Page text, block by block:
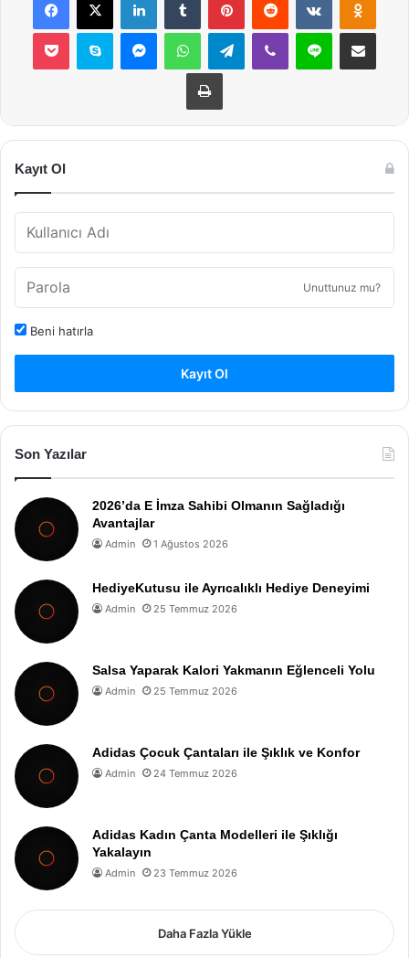
Pocket Skype MessengerWhatsAppTelegramViber Line E-Posta ile
Yazdır
Kayıt Ol
Unuttunuz mu?
Beni hatırla
Kayıt Ol
Son Yazılar
2026’da E İmza Sahibi Olmanın Sağladığı
Avantajlar
Admin 1 Ağustos 2026
HediyeKutusu ile Ayrıcalıklı Hediye Deneyimi
Admin 25 Temmuz 2026
Salsa Yaparak Kalori Yakmanın Eğlenceli Yolu
Admin 25 Temmuz 2026
Adidas Çocuk Çantaları ile Şıklık ve Konfor
Admin 24 Temmuz 2026
Adidas Kadın Çanta Modelleri ile Şıklığı
Yakalayın
Admin 23 Temmuz 2026
Daha Fazla Yükle